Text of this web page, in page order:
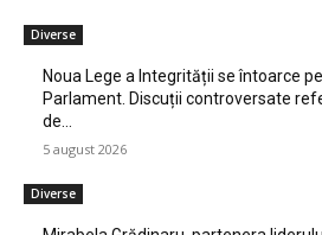
Diverse
Noua Lege a Integrității se întoarce
Parlament. Discuții controversate
de…
5 august 2026
Diverse